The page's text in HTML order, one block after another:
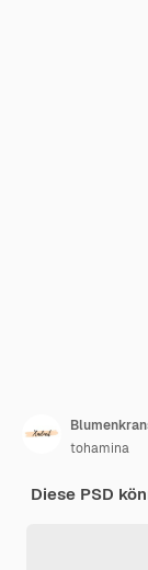
tohamina
Diese PSD